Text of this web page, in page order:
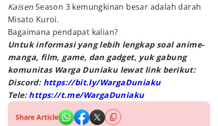
Kaisen Season 3 kemungkinan besar adalah darah
Misato Kuroi.
Bagaimana pendapat kalian?
Untuk informasi yang lebih lengkap soal anime-
manga, film, game, dan gadget, yuk gabung
komunitas Warga Duniaku lewat link berikut:
Discord: https://bit.ly/WargaDuniaku
Tele:https://t.me/WargaDuniaku
Share Article